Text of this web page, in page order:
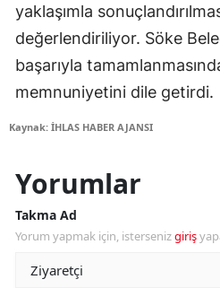
yaklaşımla
değerlendiriliyor. Söke
başarıyla
memnuniyetini dile getirdi.
Kaynak: İHLAS HABER AJANSI
Yorumlar
Takma Ad
Yorum yapmak için, istersenizgiriş